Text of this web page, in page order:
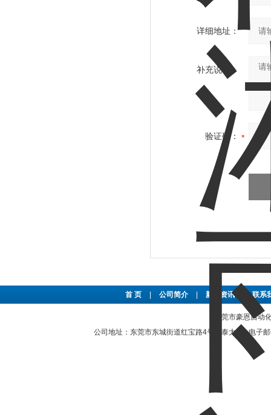
详细地址：
补充说明：
验证码：
首 页 公司简介 新闻资讯 联系
东莞市豪恩自动
公司地址：东莞市东城街道红宝路4号安泰大厦 电子